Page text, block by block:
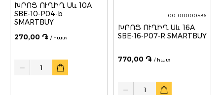
ԽՐՈՑ ՈՒՂԻՂ Սև 10A
SBE-10-P04-b
SMARTBUY
270,00 ֏ / հատ
Quantity
00-00000536
ԽՐՈՑ ՈՒՂԻՂ Սև 16A
SBE-16-P07-R SMARTBUY
770,00 ֏ / հատ